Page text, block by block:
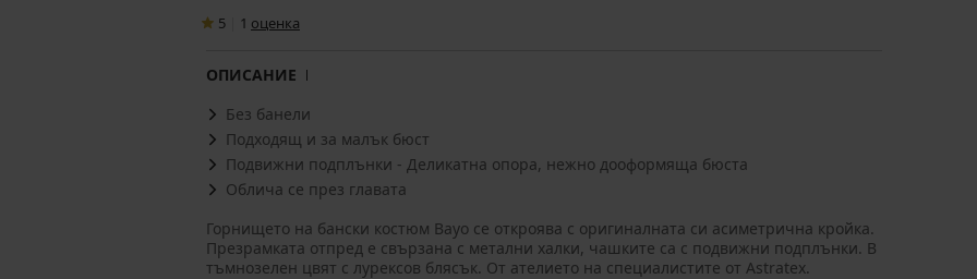
5 1 oценка
ОПИСАНИЕ
Без банели
Подходящ и за малък бюст
Подвижни подплънки - Деликатна опора, нежно дооформяща бюста
Облича се през главата
Горнището на бански костюм Bayo се откроява с оригиналната си асиметрична кройка.
Презрамката отпред е свързана с метални халки, чашките са с подвижни подплънки. В
тъмнозелен цвят с лурексов блясък. От ателието на специалистите от Astratex.